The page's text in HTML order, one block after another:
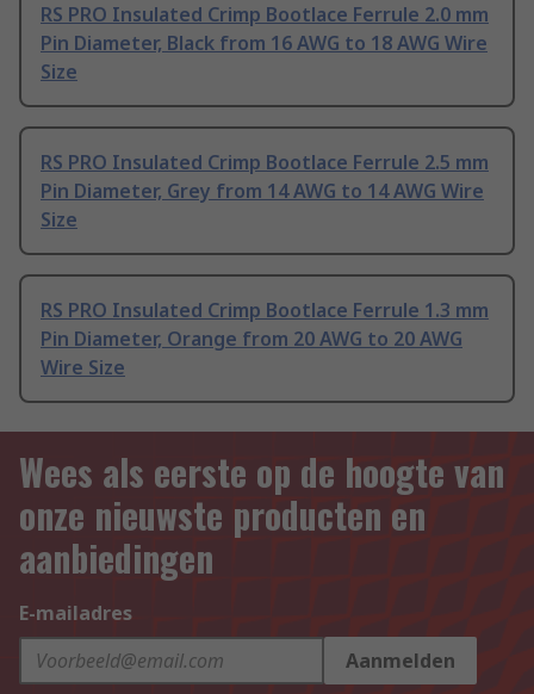
RS PRO Insulated Crimp Bootlace Ferrule 2.0 mm
Pin Diameter, Black from 16 AWG to 18 AWG Wire
Size
RS PRO Insulated Crimp Bootlace Ferrule 2.5 mm
Pin Diameter, Grey from 14 AWG to 14 AWG Wire
Size
RS PRO Insulated Crimp Bootlace Ferrule 1.3 mm
Pin Diameter, Orange from 20 AWG to 20 AWG
Wire Size
Wees als eerste op de hoogte van
onze nieuwste producten en
aanbiedingen
E-mailadres
Aanmelden